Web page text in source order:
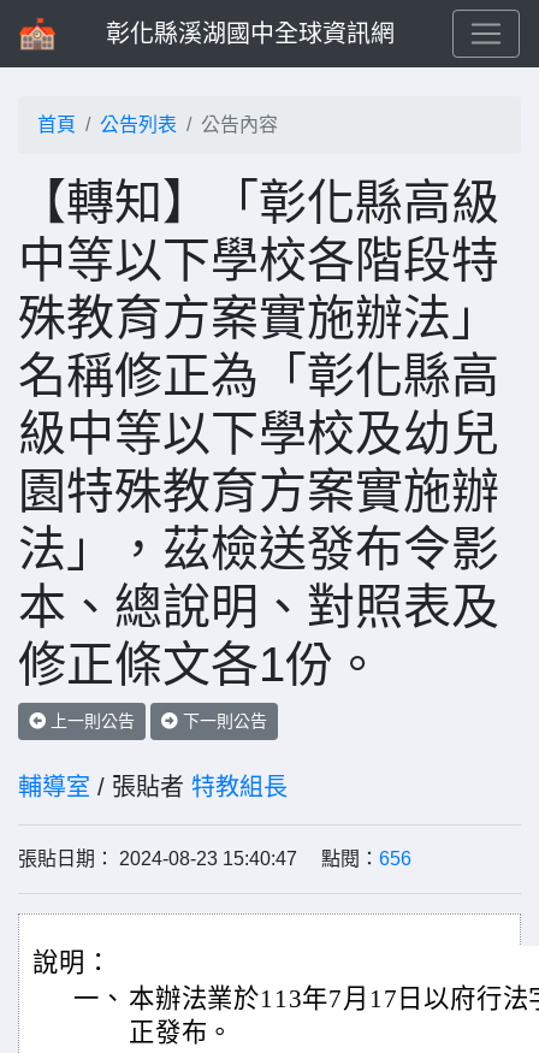
彰化縣溪湖國中全球資訊網
首頁 公告列表 公告內容
【轉知】「彰化縣高級
中等以下學校各階段特
殊教育方案實施辦法」
名稱修正為「彰化縣高
級中等以下學校及幼兒
園特殊教育方案實施辦
法」，茲檢送發布令影
本、總說明、對照表及
修正條文各1份。
上一則公告 下一則公告
輔導室 / 張貼者 特教組長
張貼日期： 2024-08-23 15:40:47 點閱： 656
說明：
一、 本辦法業於113年7月17日以府行
正發布。